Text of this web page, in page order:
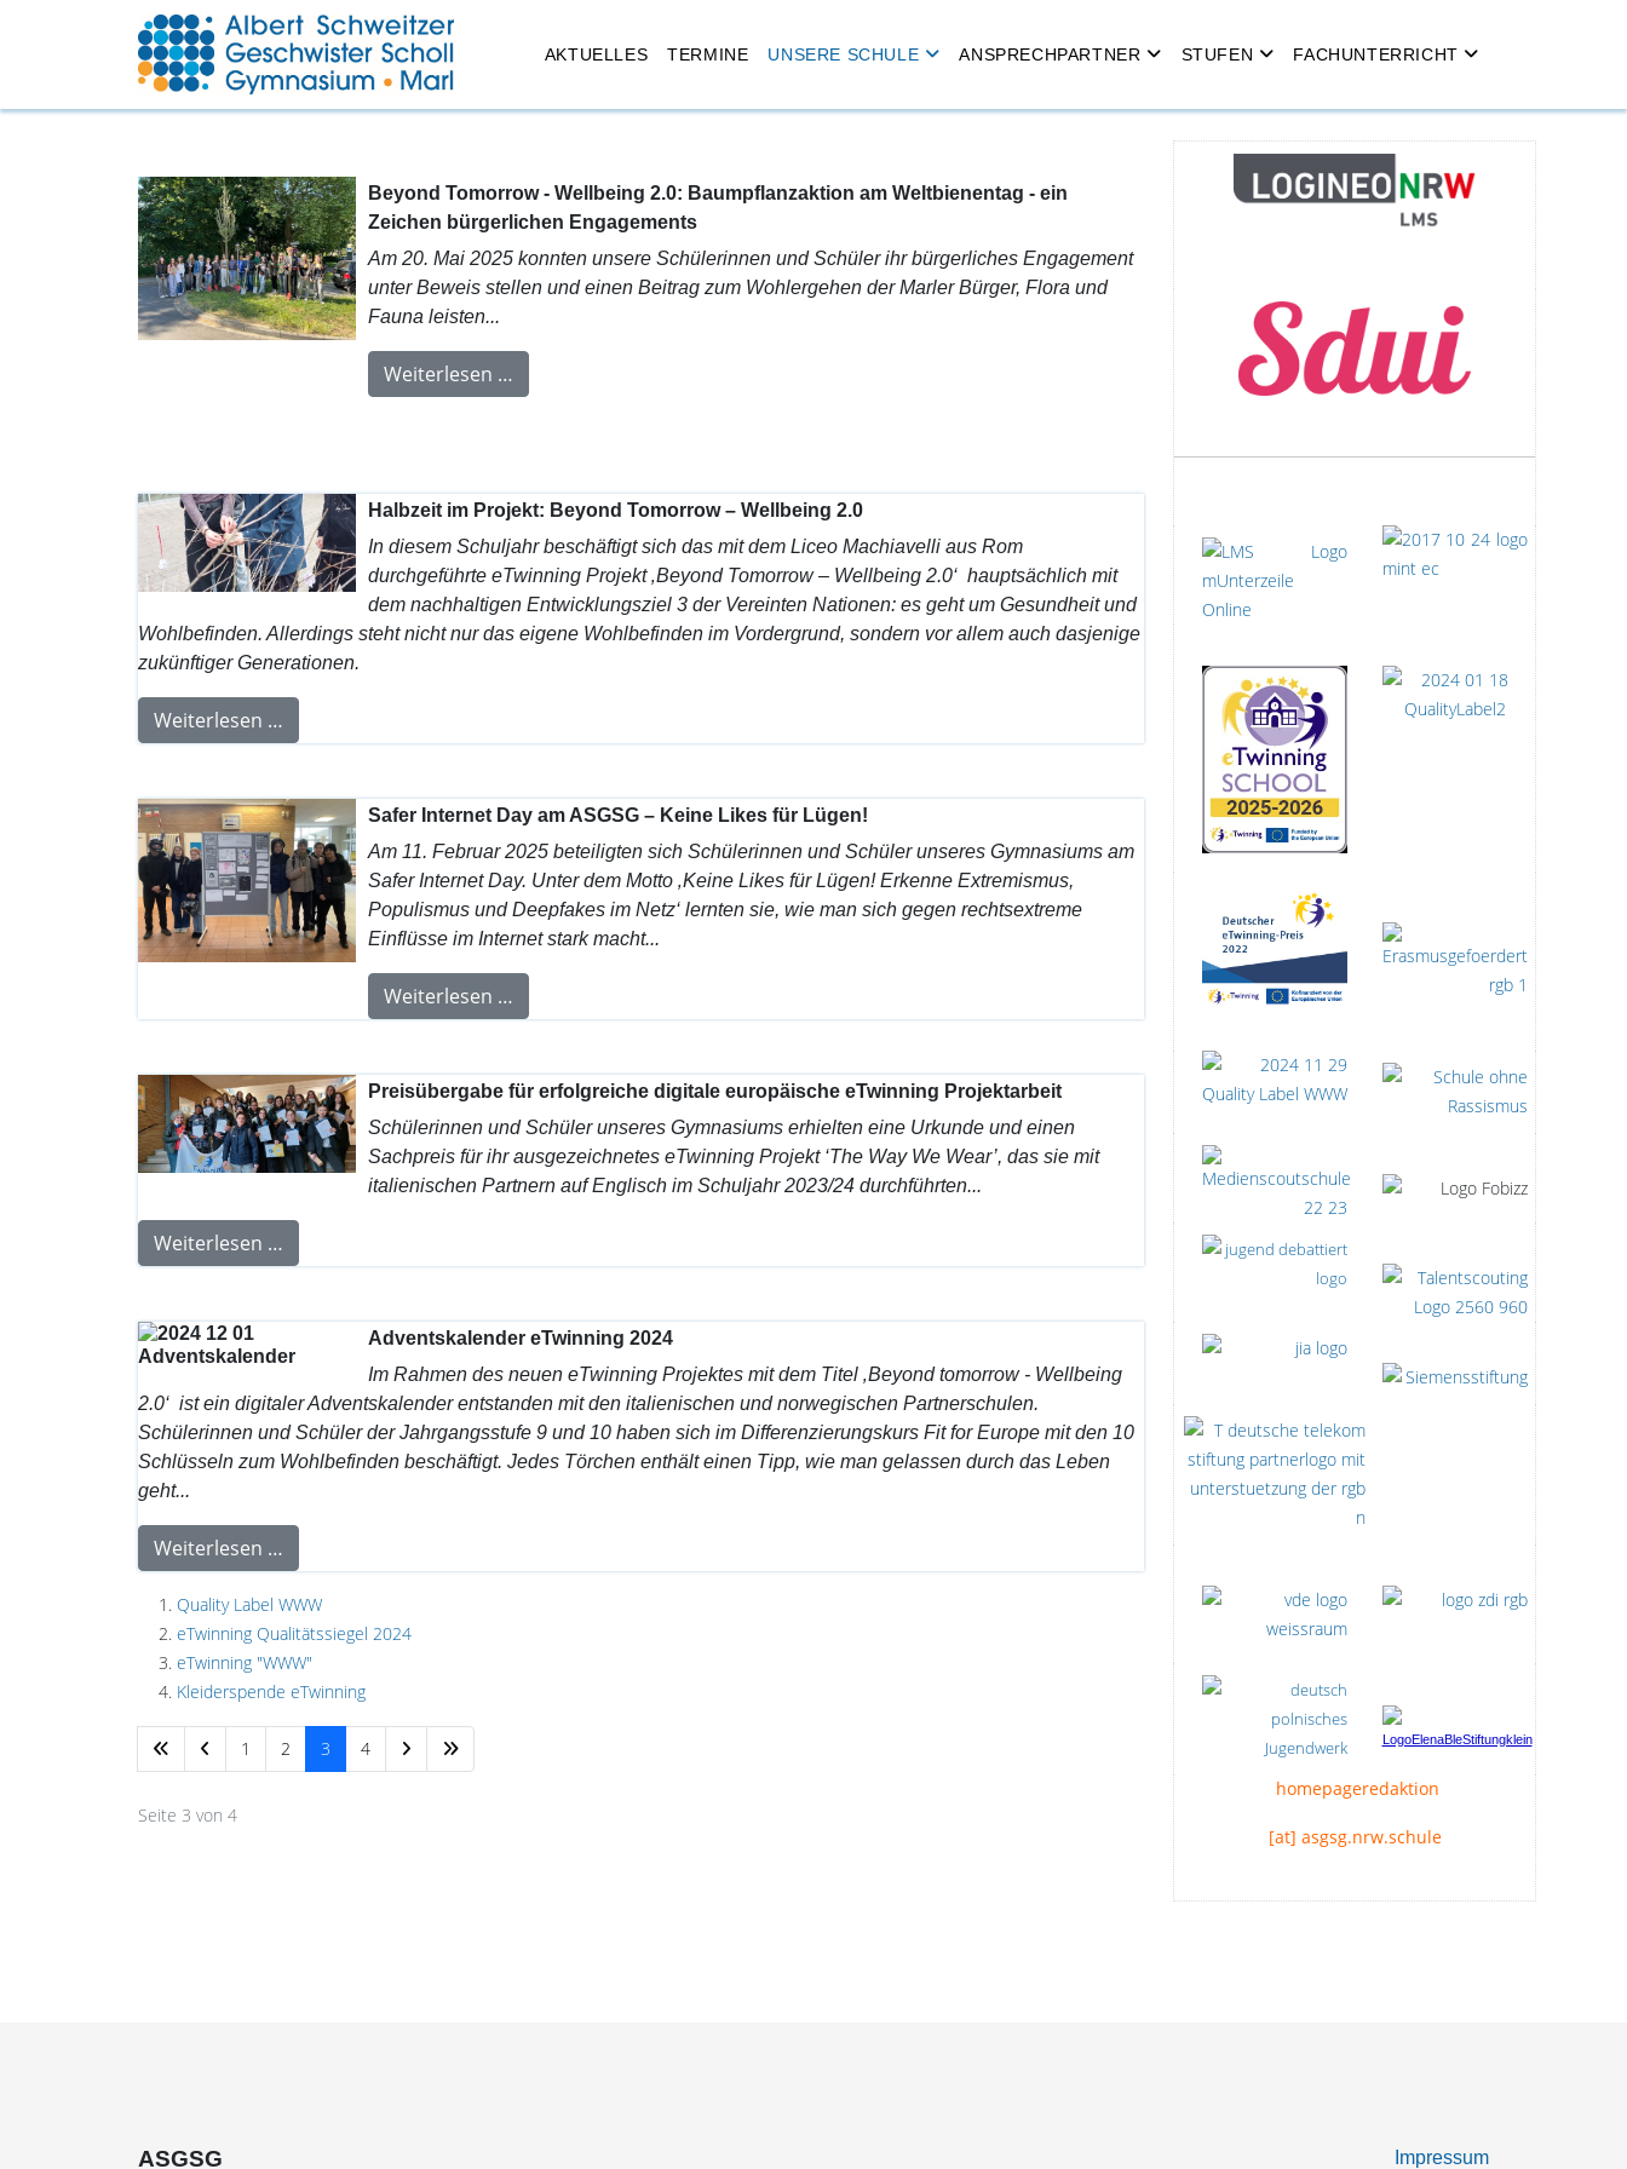
AKTUELLES TERMINE UNSERE SCHULE ANSPRECHPARTNER STUFEN FACHUNTERRICHT
Beyond Tomorrow - Wellbeing 2.0: Baumpflanzaktion am Weltbienentag - ein
Zeichen bürgerlichen Engagements
Am 20. Mai 2025 konnten unsere Schülerinnen und Schüler ihr bürgerliches Engagement
unter Beweis stellen und einen Beitrag zum Wohlergehen der Marler Bürger, Flora und
Fauna leisten...
Weiterlesen …
Halbzeit im Projekt: Beyond Tomorrow – Wellbeing 2.0
In diesem Schuljahr beschäftigt sich das mit dem Liceo Machiavelli aus Rom
durchgeführte eTwinning Projekt ‚Beyond Tomorrow – Wellbeing 2.0‘ hauptsächlich mit
dem nachhaltigen Entwicklungsziel 3 der Vereinten Nationen: es geht um Gesundheit und
Wohlbefinden. Allerdings steht nicht nur das eigene Wohlbefinden im Vordergrund, sondern vor allem auch dasjenige
zukünftiger Generationen.
Weiterlesen …
Safer Internet Day am ASGSG – Keine Likes für Lügen!
Am 11. Februar 2025 beteiligten sich Schülerinnen und Schüler unseres Gymnasiums am
Safer Internet Day. Unter dem Motto ‚Keine Likes für Lügen! Erkenne Extremismus,
Populismus und Deepfakes im Netz‘ lernten sie, wie man sich gegen rechtsextreme
Einflüsse im Internet stark macht...
Weiterlesen …
Preisübergabe für erfolgreiche digitale europäische eTwinning Projektarbeit
Schülerinnen und Schüler unseres Gymnasiums erhielten eine Urkunde und einen
Sachpreis für ihr ausgezeichnetes eTwinning Projekt ‘The Way We Wear’, das sie mit
italienischen Partnern auf Englisch im Schuljahr 2023/24 durchführten...
Weiterlesen …
Adventskalender eTwinning 2024
Im Rahmen des neuen eTwinning Projektes mit dem Titel ‚Beyond tomorrow - Wellbeing
2.0‘ ist ein digitaler Adventskalender entstanden mit den italienischen und norwegischen Partnerschulen.
Schülerinnen und Schüler der Jahrgangsstufe 9 und 10 haben sich im Differenzierungskurs Fit for Europe mit den 10
Schlüsseln zum Wohlbefinden beschäftigt. Jedes Törchen enthält einen Tipp, wie man gelassen durch das Leben
geht...
Weiterlesen …
Quality Label WWW
eTwinning Qualitätssiegel 2024
eTwinning "WWW"
Kleiderspende eTwinning
1 2 3 4
Seite 3 von 4
homepageredaktion
[at] asgsg.nrw.schule
ASGSG Impressum